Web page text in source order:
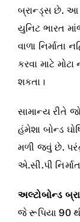
બ્રાન્ડ્સ છે. આ
યુનિટ ભારત
વાળા
કરવા માટે
શકતા।
સામાન્ય રીતે
હંમેશા બોન્ડ
મળી જવું છે.
એ.સી.પી
અલ્ટોબોન્ડ
જે રૂપિયા 90